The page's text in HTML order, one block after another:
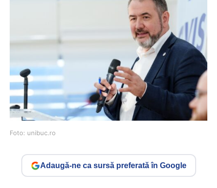
Foto: unibuc.ro
Adaugă-ne ca sursă preferată în Google